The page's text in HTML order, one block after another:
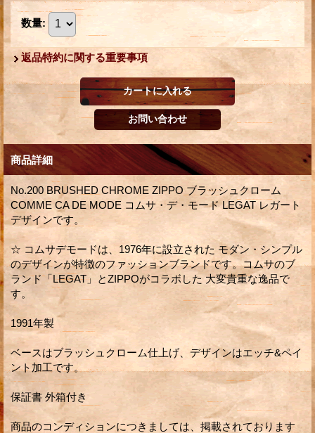
数量:
返品特約に関する重要事項
商品詳細
No.200 BRUSHED CHROME ZIPPO ブラッシュクローム
COMME CA DE MODE コムサ・デ・モード LEGAT レガート
デザインです。
☆ コムサデモードは、1976年に設立された モダン・シンプル
のデザインが特徴のファッションブランドです。コムサのブ
ランド「LEGAT」とZIPPOがコラボした 大変貴重な逸品で
す。
1991年製
ベースはブラッシュクローム仕上げ、デザインはエッチ&ペイ
ント加工です。
保証書 外箱付き
商品のコンディションにつきましては、掲載されております